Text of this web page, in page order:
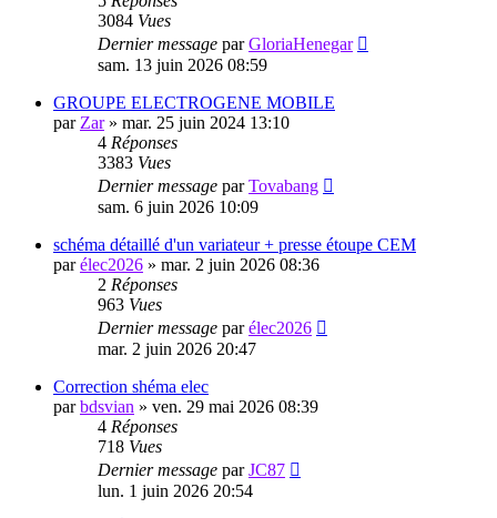
3084 Vues
Dernier message parGloriaHenegar
sam. 13 juin 2026 08:59
GROUPE ELECTROGENE MOBILE
par Zar» mar. 25 juin 2024 13:10
4 Réponses
3383 Vues
Dernier message parTovabang
sam. 6 juin 2026 10:09
schéma détaillé d'un variateur + presse étoupe CEM
parélec2026 » mar. 2 juin 2026 08:36
2 Réponses
963 Vues
Dernier message parélec2026
mar. 2 juin 2026 20:47
Correction shéma elec
parbdsvian » ven. 29 mai 2026 08:39
4 Réponses
718 Vues
Dernier message parJC87
lun. 1 juin 2026 20:54